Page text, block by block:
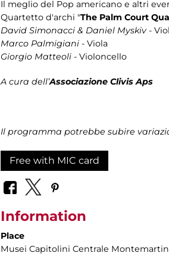
Il meglio del Pop americano e altri
Quartetto d'archi "The Palm Court
David Simonacci & Daniel Myskiv-
Marco Palmigiani - Viola
Giorgio Matteoli - Violoncello
A cura dell’Associazione Clivis Aps
Il programma potrebbe subire
Free with MIC card
Information
Place
Musei Capitolini Centrale